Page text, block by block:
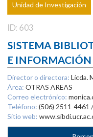
Unidad de Investigación
ID: 603
SISTEMA
E INFORMACIÓN
Director o directora: Licda.
Área: OTRAS AREAS
Correo electrónico:
Teléfono: (506) 2511-4461
Sitio web: